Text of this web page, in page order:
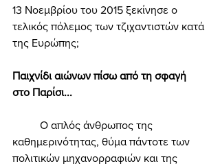
13 Νοεμβρίου του 2015 ξεκίνησε ο
τελικός πόλεμος των τζιχαντιστών κατά
της Ευρώπης;
Παιχνίδι αιώνων πίσω από τη σφαγή
στο Παρίσι...
καθημερινότητας, θύμα πάντοτε των
πολιτικών μηχανορραφιών και της